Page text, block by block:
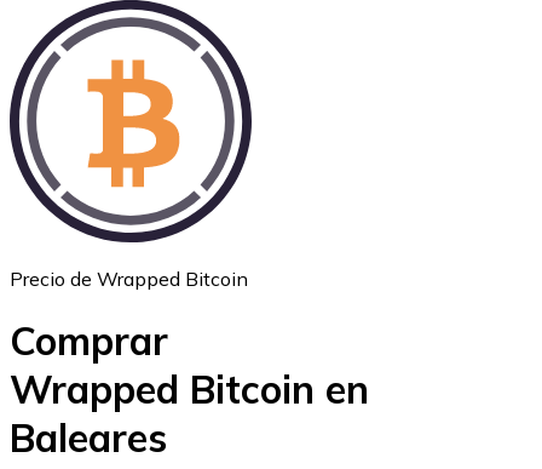
Ethereum
USD Coin
Precio de Wrapped Bitcoin
Comprar
Wrapped Bitcoin en
Baleares